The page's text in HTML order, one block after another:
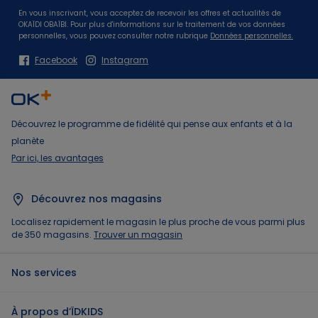
En vous inscrivant, vous acceptez de recevoir les offres et actualités de
OKAÏDI OBAÏBI. Pour plus d'informations sur le traitement de vos données
personnelles, vous pouvez consulter notre rubrique Données personnelles.
Facebook Instagram
Découvrez le programme de fidélité qui pense aux enfants et à la
planète
Par ici, les avantages
Découvrez nos magasins
Localisez rapidement le magasin le plus proche de vous parmi plus
de 350 magasins. Trouver un magasin
Nos services
À propos d’ÏDKIDS